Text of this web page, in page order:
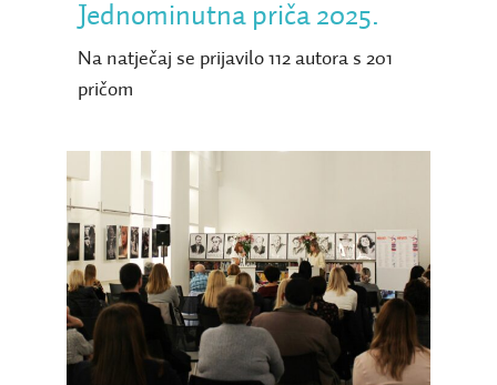
Jednominutna priča 2025.
Na natječaj se prijavilo 112 autora s 201
pričom
Zadovoljna publika želi
još ― novi kulturni
program u Knjižnici